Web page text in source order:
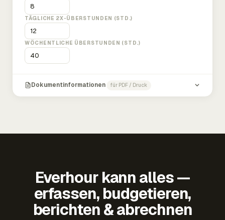
TÄGLICHE 2X-ÜBERSTUNDEN (STD.)
WÖCHENTLICHE ÜBERSTUNDEN (STD.)
Dokumentinformationen für PDF / Druck
Everhour kann alles —
erfassen, budgetieren,
berichten & abrechnen